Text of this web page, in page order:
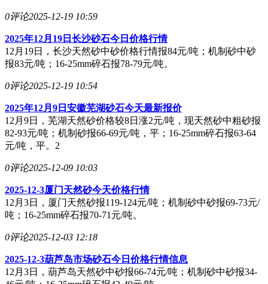
0评论2025-12-19 10:59
2025年12月19日长沙砂石今日价格行情
12月19日，长沙天然砂中砂价格行情报84元/吨；机制砂中砂
报83元/吨；16-25mm碎石报78-79元/吨。
0评论2025-12-19 10:54
2025年12月9日安徽芜湖砂石今天最新报价
12月9日，芜湖天然砂价格较8日涨2元/吨，现天然砂中粗砂报
82-93元/吨；机制砂报66-69元/吨，平；16-25mm碎石报63-64
元/吨，平。2
0评论2025-12-09 10:03
2025-12-3厦门天然砂今天价格行情
12月3日，厦门天然砂报119-124元/吨；机制砂中砂报69-73元/
吨；16-25mm碎石报70-71元/吨。
0评论2025-12-03 12:18
2025-12-3葫芦岛市场砂石今日价格行情信息
12月3日，葫芦岛天然砂中砂报66-74元/吨；机制砂中砂报34-